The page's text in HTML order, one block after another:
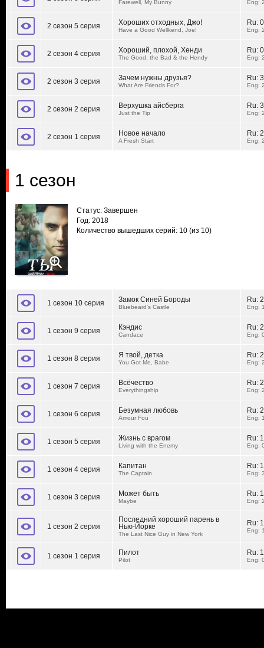
Farewell, My Bunny Eng:
2 сезон 5 серия Хороших отходных, Джо!
Have a Good Wellkend, Joe!
Ru:
Eng:
2 сезон 4 серия Хороший, плохой, Хенди
The Good, the Bad & the Hendy
Ru:
Eng:
2 сезон 3 серия Зачем нужны друзья?
What Are Friends For?
Ru:
Eng:
2 сезон 2 серия Верхушка айсберга
Just the Tip
Ru:
Eng:
2 сезон 1 серия Новое начало
A Fresh Start
Ru:
Eng:
1 сезон
Статус: Завершен
Год: 2018
Количество вышедших серий: 10 (из 10)
1 сезон 10 серия Замок Синей Бороды
Bluebeard's Castle
Ru:
Eng:
1 сезон 9 серия Кэндис
Candace
Ru:
Eng:
1 сезон 8 серия Я твой, детка
You Got Me, Babe
Ru:
Eng:
1 сезон 7 серия Всёчество
Everythingship
Ru:
Eng:
1 сезон 6 серия Безумная любовь
Amour Fou
Ru:
Eng:
1 сезон 5 серия Жизнь с врагом
Living with the Enemy
Ru:
Eng:
1 сезон 4 серия Капитан
The Captain
Ru:
Eng:
1 сезон 3 серия Может быть
Maybe
Ru:
Eng:
1 сезон 2 серия
Последний хороший парень в
Нью-Йорке
The Last Nice Guy in New York
Ru:
Eng:
1 сезон 1 серия Пилот
Pilot
Ru:
Eng: